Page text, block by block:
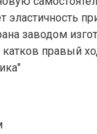
эластичность
заводом
правый